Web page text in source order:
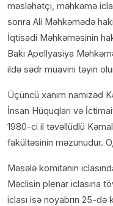
məsləhətçi, məhkəmə
sonra Ali Məhkəmədə
İqtisadi Məhkəməsinin
Bakı Apellyasiya
ildə sədr müavini təyin
Üçüncü xanım namizəd
İnsan Hüquqları və
1980-ci il təvəllüdlü
fakültəsinin məzunudur.
Məsələ komitənin
Məclisin plenar iclasına
iclası isə noyabrın 25-də